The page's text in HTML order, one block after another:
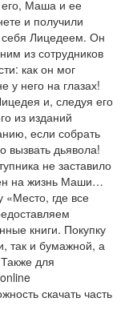
его, Маша и ее
и получили
себя Лицедеем. Он
из сотрудников
как он мог
у него на глазах!
и, следуя его
из изданий
если собрать
вызвать дьявола!
не заставило
на жизнь Маши…
«Место, где все
книги. Покупку
так и бумажной, а
для
скачать часть